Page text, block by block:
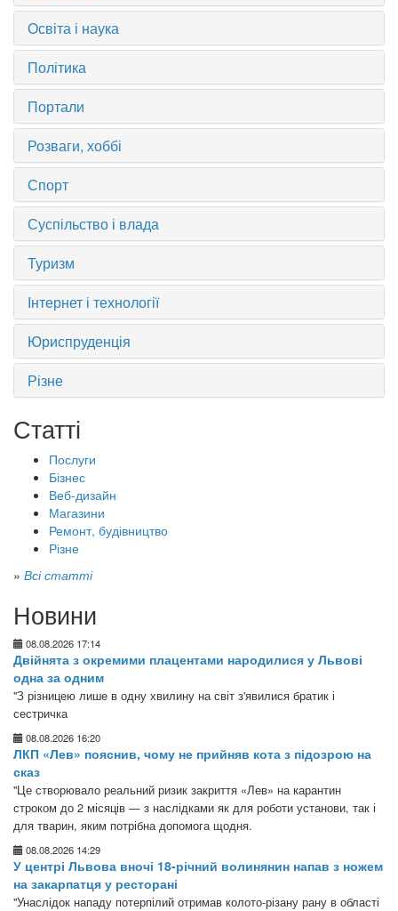
Освіта і наука
Політика
Портали
Розваги, хоббі
Спорт
Суспільство і влада
Туризм
Інтернет і технології
Юриспруденція
Різне
Статті
Послуги
Бізнес
Веб-дизайн
Магазини
Ремонт, будівництво
Різне
» Всі статті
Новини
08.08.2026 17:14
Двійнята з окремими плацентами народилися у Львові
одна за одним
"З різницею лише в одну хвилину на світ з'явилися братик і
сестричка
08.08.2026 16:20
ЛКП «Лев» пояснив, чому не прийняв кота з підозрою на
сказ
"Це створювало реальний ризик закриття «Лев» на карантин
строком до 2 місяців — з наслідками як для роботи установи, так і
для тварин, яким потрібна допомога щодня.
08.08.2026 14:29
У центрі Львова вночі 18-річний волинянин напав з ножем
на закарпатця у ресторані
"Унаслідок нападу потерпілий отримав колото-різану рану в області